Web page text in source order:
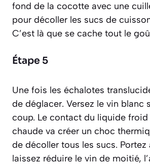
fond de la cocotte avec une
pour décoller les sucs de
C’est là que se cache tout le
Étape 5
Une fois les échalotes
de déglacer. Versez le vin blanc
coup. Le contact du liquide
chaude va créer un choc
de décoller tous les sucs.
laissez réduire le vin de moitié,